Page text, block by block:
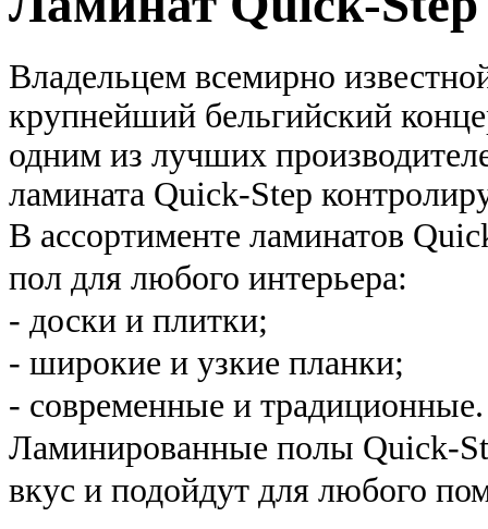
Владельцем всемирно
крупнейший бельгийский
одним из лучших
ламината Quick-Step
В ассортименте ламинатов
пол для любого интерьера:
- доски и плитки;
- широкие и узкие планки;
- современные и
Ламинированные полы Quick-
вкус и подойдут для любого